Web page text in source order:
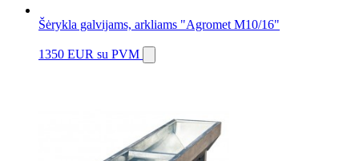
Šėrykla galvijams, arkliams "Agromet M10/16"
1350 EUR su PVM